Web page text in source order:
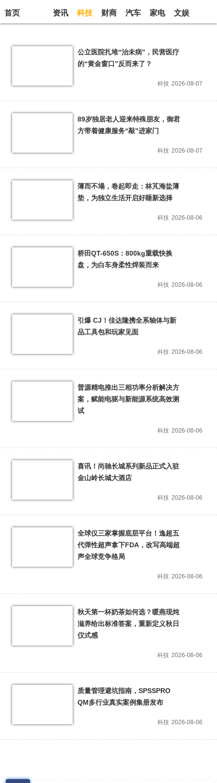
首页 资讯 科技 财商 汽车 家电 文娱
公立医院扎堆“治未病”，民营医疗
的“黄金窗口”反而来了？
2026-08-07
科技
89岁独居老人迎来特殊朋友，御君
方带着健康服务“敲”进家门
2026-08-07
科技
薄而不塌，卷起即走：林芃海盐薄
垫，为独立生活开启好睡新选择
2026-08-06
科技
桥田QT-650S：800kg重载快换
盘，为白车身柔性焊装而来
2026-08-06
科技
引爆 CJ！佳达隆携全系轴体与新
品工具包和玩家见面
2026-08-06
科技
普源精电推出三相功率分析解决方
案，赋能电驱与新能源系统高效测
试
2026-08-06
科技
喜讯！尚驰长城系列新品正式入驻
金山岭长城大酒店
2026-08-06
科技
全球仅三家掌握底层平台！逸超五
代弹性超声拿下FDA，改写高端超
声全球竞争格局
2026-08-06
科技
秋天第一杯奶茶如何选？暖燕现炖
滋养给出标准答案，重新定义秋日
仪式感
2026-08-06
科技
质量管理避坑指南，SPSSPRO
QM多行业真实案例集册发布
2026-08-06
科技